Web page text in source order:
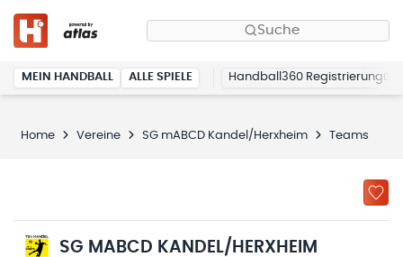
Suche
MEIN HANDBALL ALLE SPIELE Handball360 Registrierung
Home Vereine SG mABCD Kandel/Herxheim Teams
SG MABCD KANDEL/HERXHEIM